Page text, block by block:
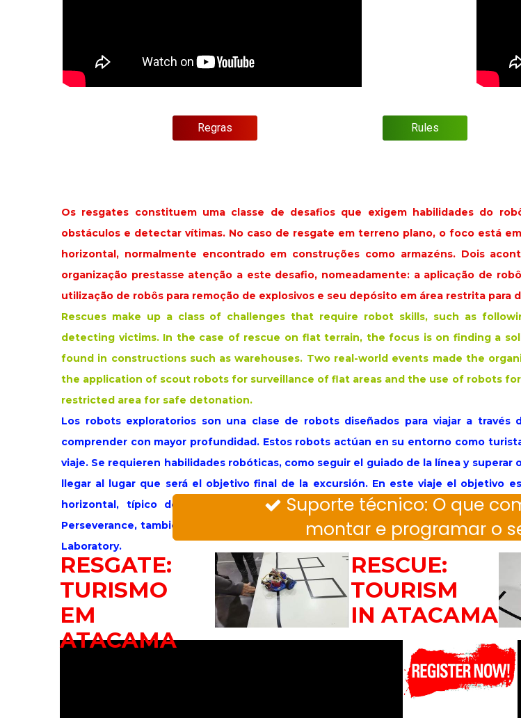
Os resgates constituem uma classe de desafios que exigem habilidades do
obstáculos e detectar vítimas. No caso de resgate em terreno plano, o foco está
horizontal, normalmente encontrado em construções como armazéns. Dois
organização prestasse atenção a este desafio, nomeadamente: a aplicação de
utilização de robôs para remoção de explosivos e seu depósito em área restrita para
Rescues make up a class of challenges that require robot skills, such as
detecting victims. In the case of rescue on flat terrain, the focus is on finding a
found in constructions such as warehouses. Two real-world events made the
the application of scout robots for surveillance of flat areas and the use of robots
restricted area for safe detonation.
Los robots exploratorios son una clase de robots diseñados para viajar a través
comprender con mayor profundidad. Estos robots actúan en su entorno como
viaje. Se requieren habilidades robóticas, como seguir el guiado de la línea y
llegar al lugar que será el objetivo final de la excursión. En este viaje el objetivo
horizontal, típico de Atacama. Una situación similar ocurrió con los rovers
Perseverance, también conocido como Percy, es un rover planetario basado en
Laboratory.
RESGATE:
TURISMO
EM
ATACAMA
RESCUE:
TOURISM
IN ATACAMA
 Suporte técnico: O que
montar e programar o
Regras Rules